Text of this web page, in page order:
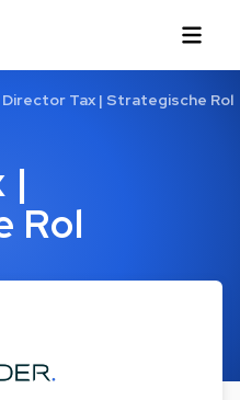
|
Rol
Director Tax | Strategische Rol